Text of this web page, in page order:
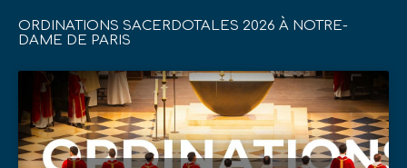
ORDINATIONS SACERDOTALES 2026 À NOTRE-
DAME DE PARIS